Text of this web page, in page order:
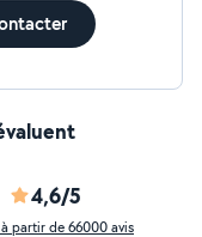
4,6/5
partir de 66000 avis